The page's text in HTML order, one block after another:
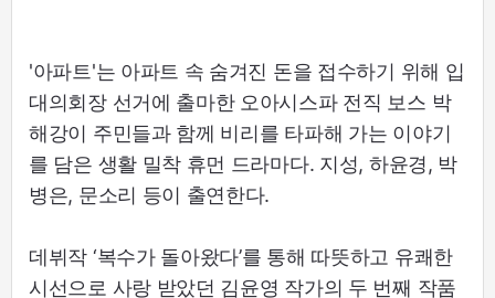
'아파트'는 아파트 속 숨겨진 돈을 접수하기 위해 입
대의회장 선거에 출마한 오아시스파 전직 보스 박
해강이 주민들과 함께 비리를 타파해 가는 이야기
를 담은 생활 밀착 휴먼 드라마다. 지성, 하윤경, 박
병은, 문소리 등이 출연한다.
데뷔작 ‘복수가 돌아왔다’를 통해 따뜻하고 유쾌한
시선으로 사랑 받았던 김윤영 작가의 두 번째 작품